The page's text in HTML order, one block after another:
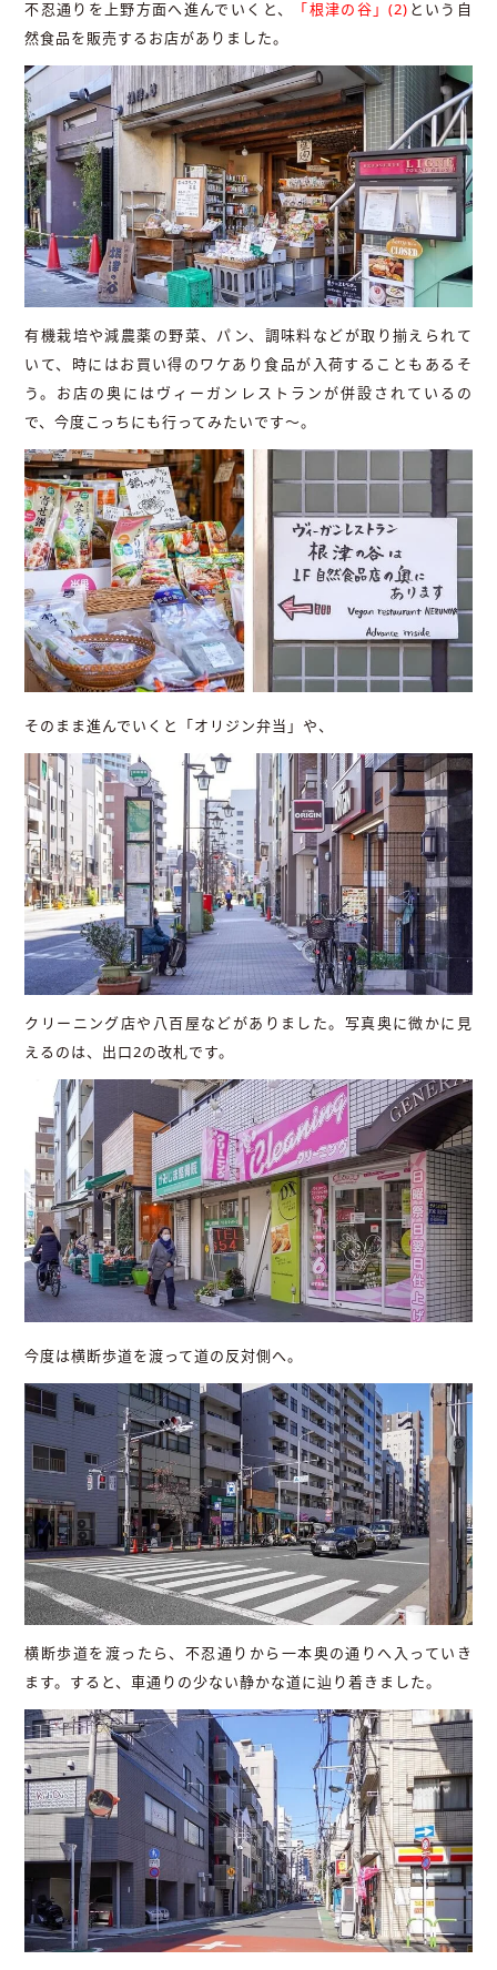
不忍通りを上野方面へ進んでいくと、 「根津の谷」(2) という自
然食品を販売するお店がありました。
有機栽培や減農薬の野菜、パン、調味料などが取り揃えられて
いて、時にはお買い得のワケあり食品が入荷することもあるそ
う。お店の奥にはヴィーガンレストランが併設されているの
で、今度こっちにも行ってみたいです〜。
そのまま進んでいくと「オリジン弁当」や、
クリーニング店や八百屋などがありました。写真奥に微かに見
えるのは、出口2の改札です。
今度は横断歩道を渡って道の反対側へ。
横断歩道を渡ったら、不忍通りから一本奥の通りへ入っていき
ます。すると、車通りの少ない静かな道に辿り着きました。